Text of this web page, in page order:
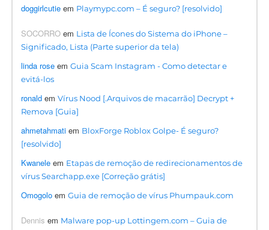
doggirlcutie em Playmypc.com – É seguro? [resolvido]
SOCORRO em Lista de Ícones do Sistema do iPhone –
Significado, Lista (Parte superior da tela)
linda rose emGuia Scam Instagram - Como detectar e
evitá-los
ronald emVírus Nood [.Arquivos de macarrão] Decrypt +
Remova [Guia]
ahmetahmati em BloxForge Roblox Golpe- É seguro?
[resolvido]
Kwanele em Etapas de remoção de redirecionamentos de
vírus Searchapp.exe [Correção grátis]
Omogolo emGuia de remoção de vírus Phumpauk.com
Dennis em Malware pop-up Lottingem.com – Guia de